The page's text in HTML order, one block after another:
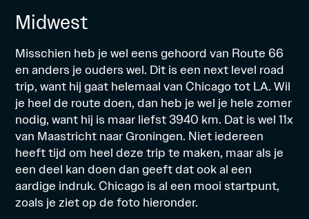
Midwest
Misschien heb je wel eens gehoord van Route 66
en anders je ouders wel. Dit is een next level road
trip, want hij gaat helemaal van Chicago tot LA. Wil
je heel de route doen, dan heb je wel je hele zomer
nodig, want hij is maar liefst 3940 km. Dat is wel 11x
van Maastricht naar Groningen. Niet iedereen
heeft tijd om heel deze trip te maken, maar als je
een deel kan doen dan geeft dat ook al een
aardige indruk. Chicago is al een mooi startpunt,
zoals je ziet op de foto hieronder.